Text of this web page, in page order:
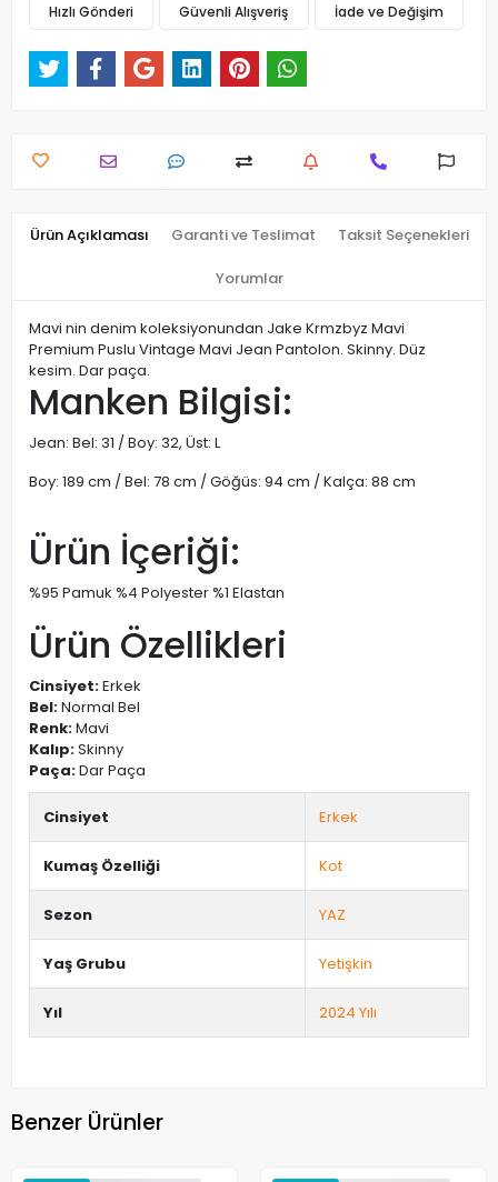
Hızlı Gönderi Güvenli Alışveriş İade ve Değişim
Ürün Açıklaması Garanti ve Teslimat Taksit Seçenekleri
Yorumlar
Mavi nin denim koleksiyonundan Jake Krmzbyz Mavi
Premium Puslu Vintage Mavi Jean Pantolon. Skinny. Düz
kesim. Dar paça.
Manken Bilgisi:
Jean: Bel: 31 / Boy: 32, Üst: L
Boy: 189 cm / Bel: 78 cm / Göğüs: 94 cm / Kalça: 88 cm
Ürün İçeriği:
%95 Pamuk %4 Polyester %1 Elastan
Ürün Özellikleri
Cinsiyet:Erkek
Bel:Normal Bel
Renk:Mavi
Kalıp:Skinny
Paça:Dar Paça
Cinsiyet Erkek
Kumaş Özelliği Kot
Sezon YAZ
Yaş Grubu Yetişkin
Yıl 2024 Yılı
Benzer Ürünler